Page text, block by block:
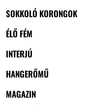
SOKKOLÓ KORONGOK
ÉLŐ FÉM
INTERJÚ
HANGERŐMŰ
MAGAZIN